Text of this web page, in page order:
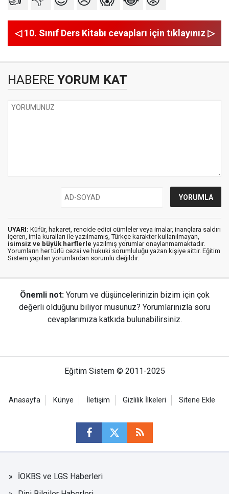
◁ 10. Sınıf Ders Kitabı cevapları için tıklayınız ▷
HABERE YORUM KAT
UYARI: Küfür, hakaret, rencide edici cümleler veya imalar, inançlara saldırı
içeren, imla kuralları ile yazılmamış, Türkçe karakter kullanılmayan,
isimsiz ve büyük harflerle yazılmış yorumlar onaylanmamaktadır.
Yorumların her türlü cezai ve hukuki sorumluluğu yazan kişiye aittir. Eğitim
Sistem yapılan yorumlardan sorumlu değildir.
Önemli not: Yorum ve düşüncelerinizin bizim için çok
değerli olduğunu biliyor musunuz? Yorumlarınızla soru
cevaplarımıza katkıda bulunabilirsiniz.
Eğitim Sistem © 2011-2025
Anasayfa Künye İletişim Gizlilik İlkeleri Sitene Ekle
İOKBS ve LGS Haberleri